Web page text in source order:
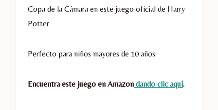
Copa de la Cámara en este juego oficial de Harry
Potter
Perfecto para niños mayores de 10 años.
Encuentra este juego en Amazon dando clic aquí.